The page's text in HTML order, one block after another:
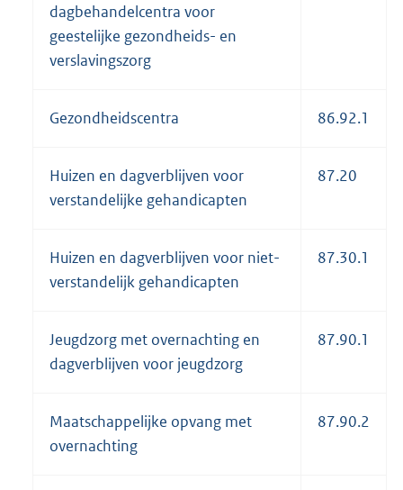
dagbehandelcentra voor
geestelijke gezondheids- en
verslavingszorg
Gezondheidscentra 86.92.1
Huizen en dagverblijven voor
verstandelijke gehandicapten
87.20
Huizen en dagverblijven voor niet-
verstandelijk gehandicapten
87.30.1
Jeugdzorg met overnachting en
dagverblijven voor jeugdzorg
87.90.1
Maatschappelijke opvang met
overnachting
87.90.2